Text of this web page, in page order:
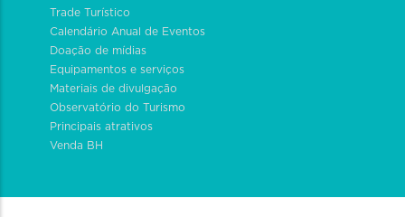
Trade Turístico
Calendário Anual de Eventos
Doação de mídias
Equipamentos e serviços
Materiais de divulgação
Observatório do Turismo
Principais atrativos
Venda BH